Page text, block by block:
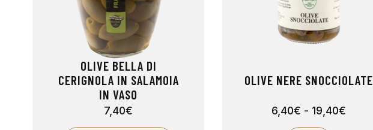
OLIVE BELLA DI
CERIGNOLA IN SALAMOIA
IN VASO
7,40€
OLIVE NERE SNOCCIOLATE
6,40€ - 19,40€